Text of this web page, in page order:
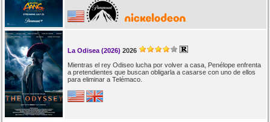
La Odisea (2026) 2026
Mientras el rey Odiseo lucha por volver a casa, Penélope enfrenta
a pretendientes que buscan obligarla a casarse con uno de ellos
para eliminar a Telémaco.